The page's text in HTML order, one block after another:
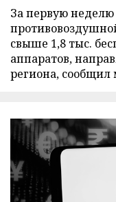
За первую неделю
свыше 1,8 тыс.
аппаратов,
региона,